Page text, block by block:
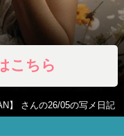
こちら
】 さんの26/05の写メ日記